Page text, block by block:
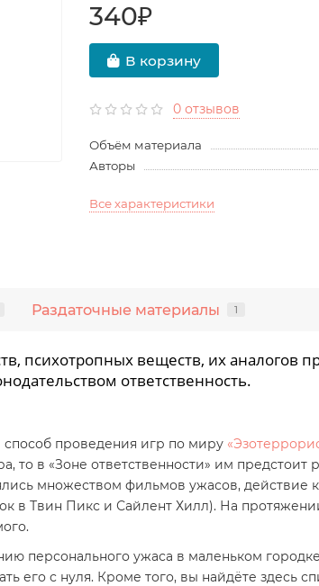
340₽
В корзину
0 отзывов
Объём материала
Авторы
Все характеристики
Раздаточные материалы 1
психотропных веществ, их аналогов
ответственность.
способ проведения игр по миру
то в «Зоне ответственности» им предстоит
множеством фильмов ужасов, действие
в Твин Пикс и Сайлент Хилл). На
персонального ужаса в маленьком
его с нуля. Кроме того, вы найдёте здесь